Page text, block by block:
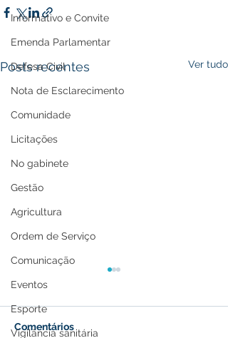
Informativo e Convite
Emenda Parlamentar
Defesa Civil
Nota de Esclarecimento
Comunidade
Licitações
No gabinete
Gestão
Agricultura
Ordem de Serviço
Comunicação
Eventos
Esporte
Vigilância sanitária
Posts recentes Ver tudo
Comentários